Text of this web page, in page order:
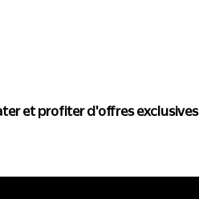
et profiter d'offres exclusives